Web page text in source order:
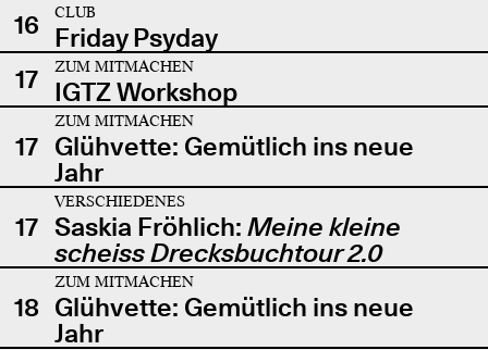
16
CLUB
Friday Psyday
17
ZUM MITMACHEN
IGTZ Workshop
17
ZUM MITMACHEN
Glühvette: Gemütlich ins neue
Jahr
17
VERSCHIEDENES
Saskia Fröhlich: Meine kleine
scheiss Drecksbuchtour 2.0
18
ZUM MITMACHEN
Glühvette: Gemütlich ins neue
Jahr